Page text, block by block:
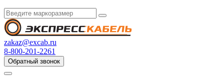
zakaz@excab.ru
8-800-201-2261
Обратный звонок